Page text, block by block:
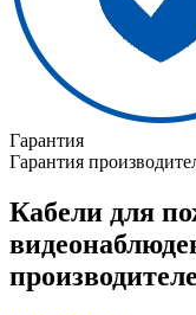
Гарантия
Гарантия
Кабели для